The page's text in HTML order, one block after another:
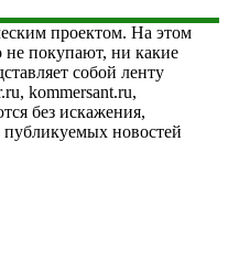
проектом. На этом
не покупают, ни какие
собой ленту
kommersant.ru,
без искажения,
публикуемых новостей